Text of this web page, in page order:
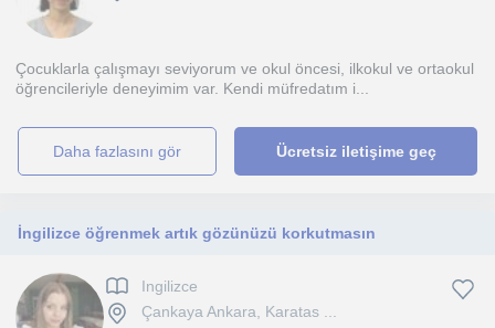
Çocuklarla çalışmayı seviyorum ve okul öncesi, ilkokul ve ortaokul
öğrencileriyle deneyimim var. Kendi müfredatım i...
daha fazlasını gör Ücretsiz iletişime geç
İngilizce öğrenmek artık gözünüzü korkutmasın
Ingilizce
Çankaya Ankara, Karatas ...